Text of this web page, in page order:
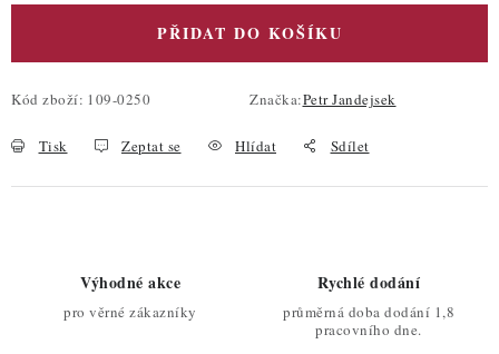
PŘIDAT DO KOŠÍKU
Kód zboží: 109-0250 Značka:Petr Jandejsek
Tisk Zeptat se Hlídat Sdílet
Výhodné akce
pro věrné zákazníky
Rychlé dodání
průměrná doba dodání 1,8
pracovního dne.